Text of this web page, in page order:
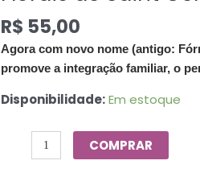
R$ 55,00
Agora com novo nome (antigo:
promove a integração familiar, o
Disponibilidade:Em estoque
de
Saint
Germain
10
quantidade
COMPRAR